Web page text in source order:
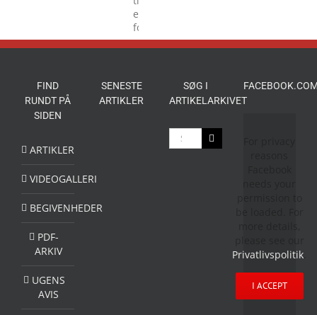
Torvedagene
til
en
FIND
RUNDT PÅ
SIDEN
ARTIKLER
VIDEOGALLERI
BEGIVENHEDER
PDF-
ARKIV
UGENS
AVIS
SENESTE
ARTIKLER
SØG I
ARTIKELARKIVET
Søg
efter:
Privatlivspolitik
I ACCEPT